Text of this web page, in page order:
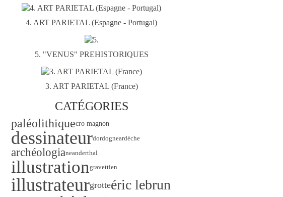
4. ART PARIETAL (Espagne - Portugal)
5. "VENUS" PREHISTORIQUES
3. ART PARIETAL (France)
CATÉGORIES
paléolithiquecro magnon
dessinateurdordogneardèche
archéologianeanderthal
illustrationgravettien
illustrateurgrotteéric lebrun